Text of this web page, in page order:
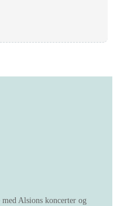
Alsions koncerter og